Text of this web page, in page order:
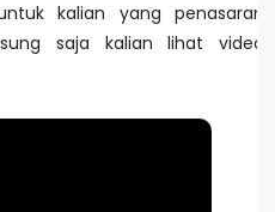
kalian yang penasaran
saja kalian lihat video